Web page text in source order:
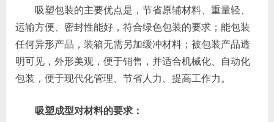
吸塑包装的主要优点是，节省原辅材料、重量轻、
运输方便、密封性能好，符合绿色包装的要求；能包装
任何异形产品，装箱无需另加缓冲材料；被包装产品透
明可见，外形美观，便于销售，并适合机械化、自动化
包装，便于现代化管理、节省人力、提高工作力。
吸塑成型对材料的要求：